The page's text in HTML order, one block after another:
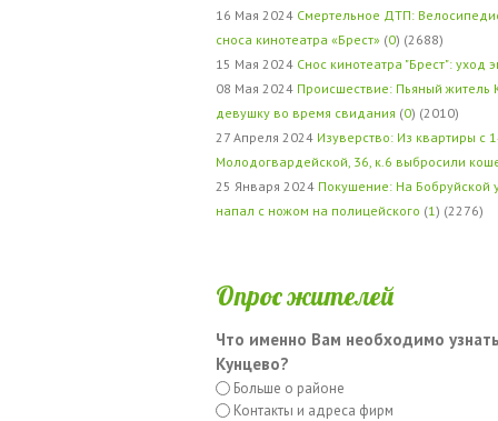
16 Мая 2024 Смертельное ДТП:
сноса кинотеатра «Брест» (0) (2688)
15 Мая 2024 Снос кинотеатра "Брест": уход
08 Мая 2024 Происшествие: Пьяный житель
девушку во время свидания (0) (2010)
27 Апреля 2024 Изуверство: Из квартиры с
Молодогвардейской, 36, к.6 выбросили
25 Января 2024 Покушение: На Бобруйской
напал с ножом на полицейского (1 ) (2276)
Опрос жителей
Что именно Вам необходимо
Кунцево?
Больше о районе
Контакты и адреса фирм